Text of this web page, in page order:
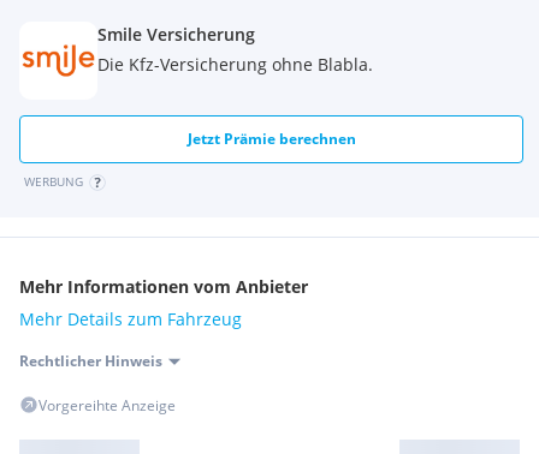
Smile Versicherung
Die Kfz-Versicherung ohne Blabla.
Jetzt Prämie berechnen
WERBUNG
Mehr Informationen vom Anbieter
Mehr Details zum Fahrzeug
Rechtlicher Hinweis
Vorgereihte Anzeige